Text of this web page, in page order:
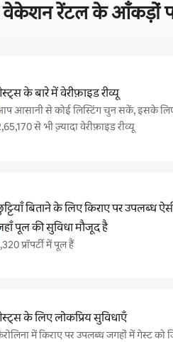
वेकेशन रेंटल के आँकड़ों
के बारे में वेरीफ़ाइड रीव्यू
आसानी से कोई लिस्टिंग चुन सकें, इसके
से भी ज़्यादा वेरीफ़ाइड रीव्यू
बिताने के लिए किराए पर उपलब्ध
पूल की सुविधा मौजूद है
प्रॉपर्टी में पूल हैं
के लिए लोकप्रिय सुविधाएँ
में किराए पर उपलब्ध जगहों में गेस्ट को